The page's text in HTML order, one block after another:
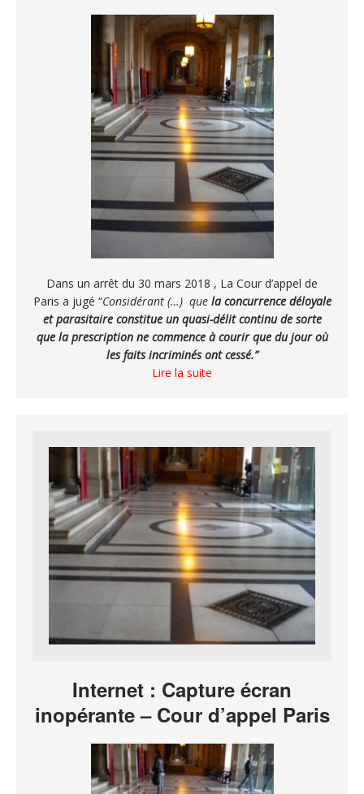
Dans un arrêt du 30 mars 2018 , La Cour d’appel de
Paris a jugé “Considérant (…) que la concurrence déloyale
et parasitaire constitue un quasi-délit continu de sorte
que la prescription ne commence à courir que du jour où
les faits incriminés ont cessé.”
Lire la suite
Internet : Capture écran
inopérante – Cour d’appel Paris